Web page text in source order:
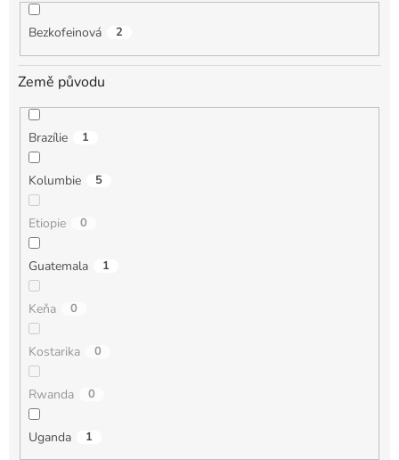
Bezkofeinová 2
Země původu
Brazílie 1
Kolumbie 5
Etiopie 0
Guatemala 1
Keňa 0
Kostarika 0
Rwanda 0
Uganda 1